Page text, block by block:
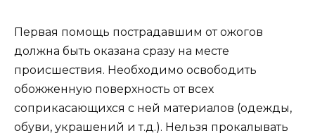
Первая помощь пострадавшим от ожогов
должна быть оказана сразу на месте
происшествия. Необходимо освободить
обожженную поверхность от всех
соприкасающихся с ней материалов (одежды,
обуви, украшений и т.д.). Нельзя прокалывать